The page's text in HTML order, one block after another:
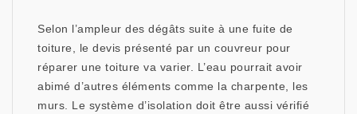
Selon l’ampleur des dégâts suite à une fuite de
toiture, le devis présenté par un couvreur pour
réparer une toiture va varier. L’eau pourrait avoir
abimé d’autres éléments comme la charpente, les
murs. Le système d’isolation doit être aussi vérifié